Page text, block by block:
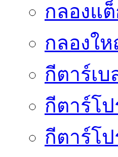
กลองแ
กลองใ
กีตาร์เบ
กีตาร์โ
กีตาร์โ